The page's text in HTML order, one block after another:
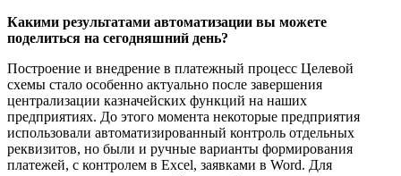
Какими результатами автоматизации вы можете
поделиться на сегодняшний день?
Построение и внедрение в платежный процесс Целевой
схемы стало особенно актуально после завершения
централизации казначейских функций на наших
предприятиях. До этого момента некоторые предприятия
использовали автоматизированный контроль отдельных
реквизитов, но были и ручные варианты формирования
платежей, с контролем в Excel, заявками в Word. Для